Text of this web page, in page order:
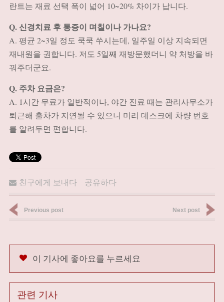
란트는 재료 선택 폭이 넓어 10~20% 차이가 납니다.
Q. 신경치료 후 통증이 며칠이나 가나요?
A. 평균 2~3일 정도 쿡쿡 쑤시는데, 일주일 이상 지속되면
재내원을 권합니다. 저도 5일째 재방문했더니 약 처방을 바
꿔주더군요.
Q. 주차 요금은?
A. 1시간 무료가 일반적이나, 야간 진료 때는 관리사무소가
퇴근해 출차가 지연될 수 있으니 미리 데스크에 차량 번호
를 알려두면 편합니다.
친구에게 보내다 공유하다
Previous post Next post
이 기사에 좋아요를 누르세요
관련 기사